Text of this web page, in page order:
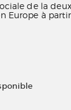
de la
Europe à partir